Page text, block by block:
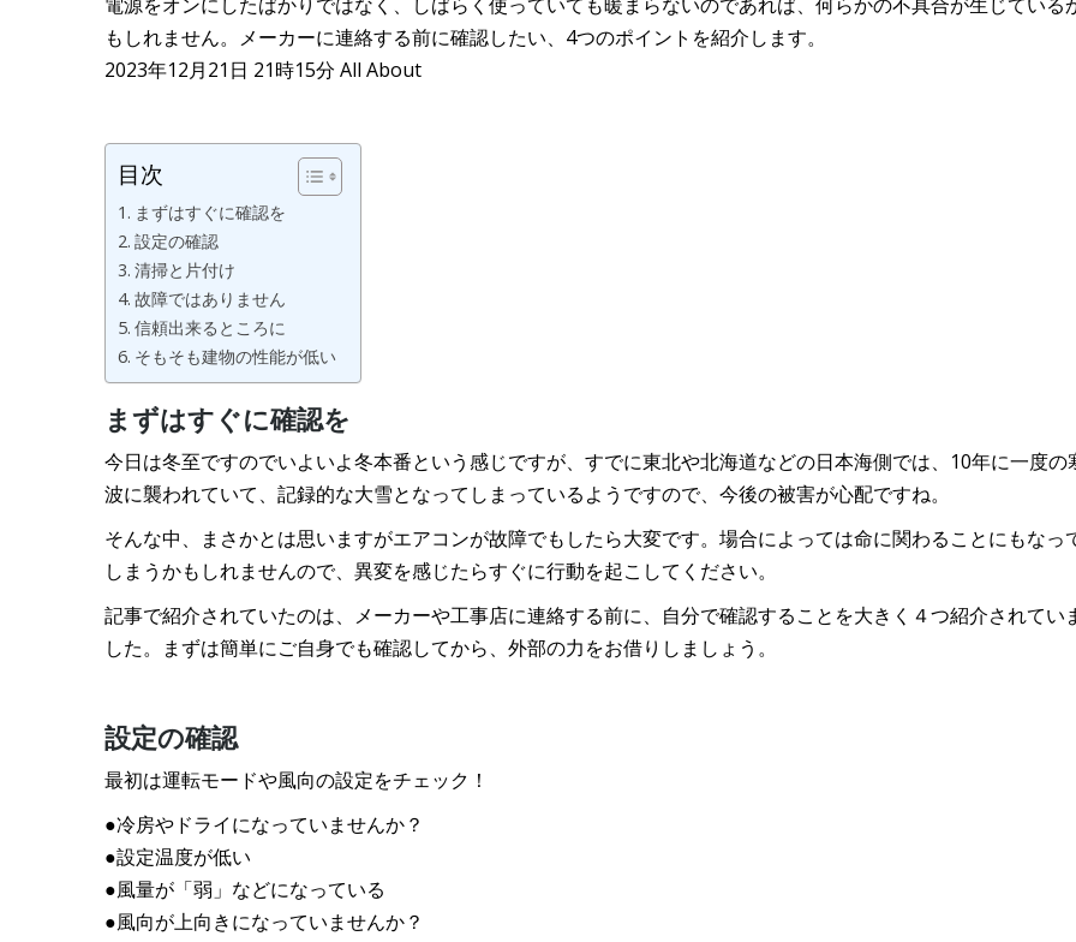
もしれません。メーカーに連絡する前に確認したい、4つのポイントを紹介します。
2023年12月21日 21時15分 All About
目次
まずはすぐに確認を
設定の確認
清掃と片付け
故障ではありません
信頼出来るところに
そもそも建物の性能が低い
まずはすぐに確認を
今日は冬至ですのでいよいよ冬本番という感じですが、すでに東北や北海道などの日本海側では、10年に一度の
波に襲われていて、記録的な大雪となってしまっているようですので、今後の被害が心配ですね。
そんな中、まさかとは思いますがエアコンが故障でもしたら大変です。場合によっては命に関わることにもなっ
しまうかもしれませんので、異変を感じたらすぐに行動を起こしてください。
記事で紹介されていたのは、メーカーや工事店に連絡する前に、自分で確認することを大きく４つ紹介されてい
した。まずは簡単にご自身でも確認してから、外部の力をお借りしましょう。
設定の確認
最初は運転モードや風向の設定をチェック！
●冷房やドライになっていませんか？
●設定温度が低い
●風量が「弱」などになっている
●風向が上向きになっていませんか？